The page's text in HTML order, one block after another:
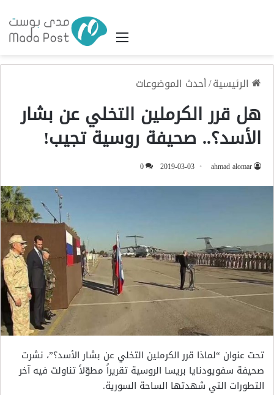
القائمة
الرئيسية/أحدث الموضوعات
هل قرر الكرملين التخلي عن بشار
الأسد؟.. صحيفة روسية تجيب!
ahmad alomar
2019-03-03
0
تحت عنوان “لماذا قرر الكرملين التخلي عن بشار الأسد؟”، نشرت
صحيفة سفويودنايا بريسا الروسية تقريراً مطوّلاً تناولت فيه آخر
التطورات التي شهدتها الساحة السورية.